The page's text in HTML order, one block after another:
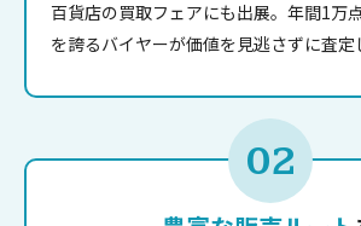
百貨店の買取フェアにも出展。年間1万
を誇るバイヤーが価値を見逃さずに査定
02